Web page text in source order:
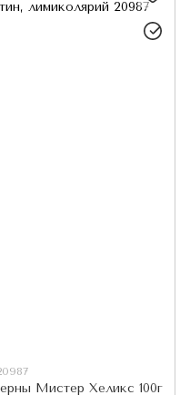
Мистер Хеликс 100г